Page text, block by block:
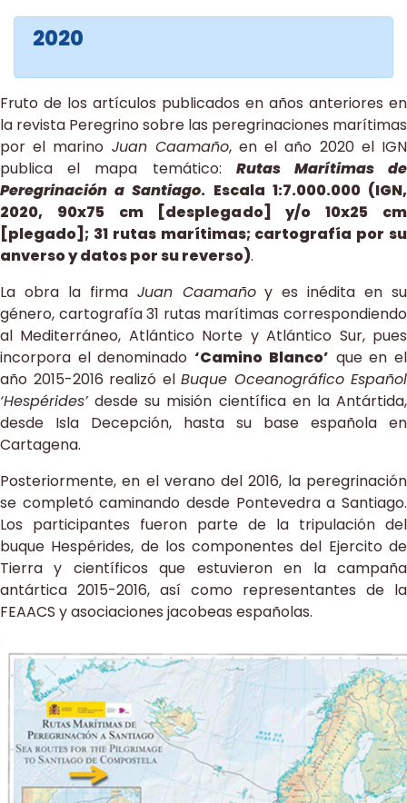
2020
Fruto de los artículos publicados en años anteriores en
la revista Peregrino sobre las peregrinaciones marítimas
por el marino Juan Caamaño, en el año 2020 el IGN
publica el mapa temático: Rutas Marítimas de
Peregrinación a Santiago. Escala 1:7.000.000 (IGN,
2020, 90x75 cm [desplegado] y/o 10x25 cm
[plegado]; 31 rutas marítimas; cartografía por su
anverso y datos por su reverso).
La obra la firma Juan Caamañoy es inédita en su
género, cartografía 31 rutas marítimas correspondiendo
al Mediterráneo, Atlántico Norte y Atlántico Sur, pues
incorpora el denominado ‘Camino Blanco’ que en el
año 2015-2016 realizó el Buque Oceanográfico Español
‘Hespérides’desde su misión científica en la Antártida,
desde Isla Decepción, hasta su base española en
Cartagena.
Posteriormente, en el verano del 2016, la peregrinación
se completó caminando desde Pontevedra a Santiago.
Los participantes fueron parte de la tripulación del
buque Hespérides, de los componentes del Ejercito de
Tierra y científicos que estuvieron en la campaña
antártica 2015-2016, así como representantes de la
FEAACS y asociaciones jacobeas españolas.